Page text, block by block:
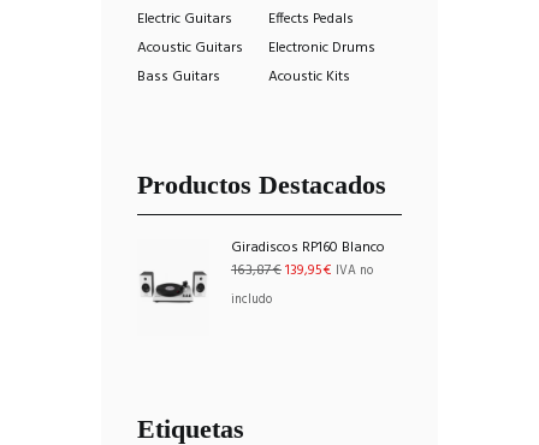
Electric Guitars
Effects Pedals
Acoustic Guitars
Electronic Drums
Bass Guitars
Acoustic Kits
Productos Destacados
Giradiscos RP160 Blanco
163,87€El
139,95€ElIVA no
includo
Etiquetas